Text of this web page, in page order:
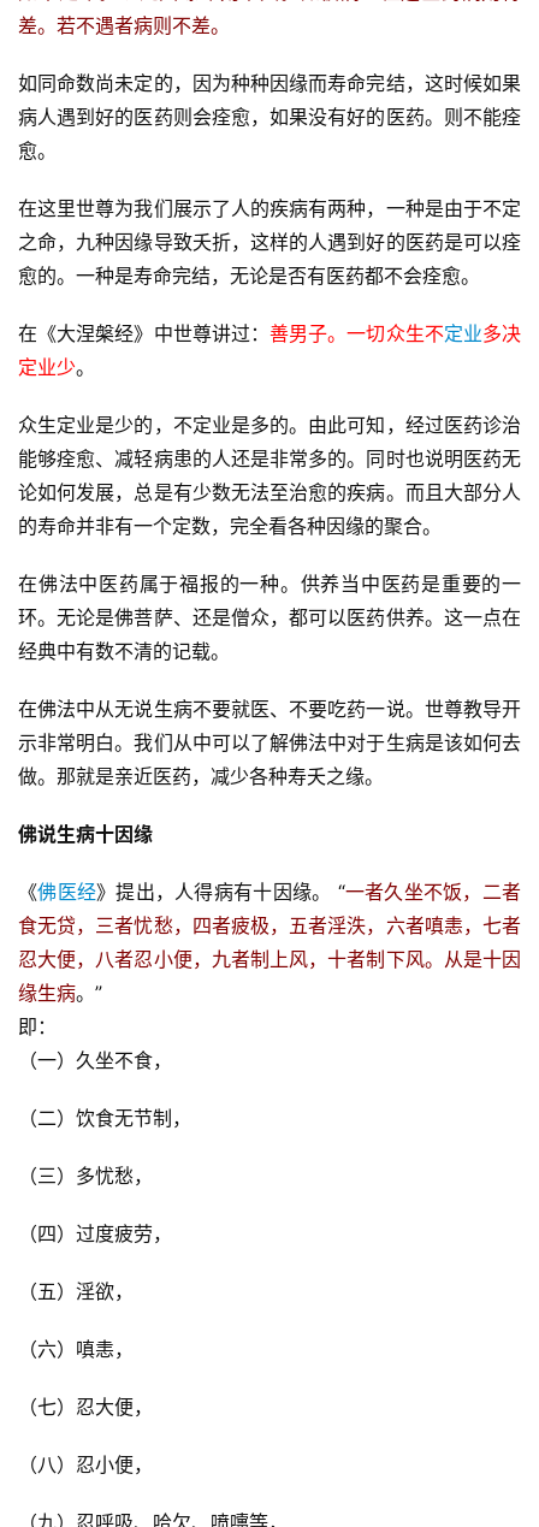
差。若不遇者病则不差。
如同命数尚未定的，因为种种因缘而寿命完结，这时候如果
病人遇到好的医药则会痊愈，如果没有好的医药。则不能痊
愈。
在这里世尊为我们展示了人的疾病有两种，一种是由于不定
之命，九种因缘导致夭折，这样的人遇到好的医药是可以痊
愈的。一种是寿命完结，无论是否有医药都不会痊愈。
在《大涅槃经》中世尊讲过：善男子。一切众生不定业多决
定业少。
众生定业是少的，不定业是多的。由此可知，经过医药诊治
能够痊愈、减轻病患的人还是非常多的。同时也说明医药无
论如何发展，总是有少数无法至治愈的疾病。而且大部分人
的寿命并非有一个定数，完全看各种因缘的聚合。
在佛法中医药属于福报的一种。供养当中医药是重要的一
环。无论是佛菩萨、还是僧众，都可以医药供养。这一点在
经典中有数不清的记载。
在佛法中从无说生病不要就医、不要吃药一说。世尊教导开
示非常明白。我们从中可以了解佛法中对于生病是该如何去
做。那就是亲近医药，减少各种寿夭之缘。
佛说生病十因缘
《佛医经》提出，人得病有十因缘。 “一者久坐不饭，二者
食无贷，三者忧愁，四者疲极，五者淫泆，六者嗔恚，七者
忍大便，八者忍小便，九者制上风，十者制下风。从是十因
缘生病。”
即：
（一）久坐不食，
（二）饮食无节制，
（三）多忧愁，
（四）过度疲劳，
（五）淫欲，
（六）嗔恚，
（七）忍大便，
（八）忍小便，